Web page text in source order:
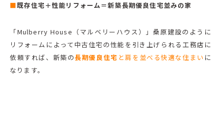
■既存住宅＋性能リフォーム＝新築長期優良住宅並みの家
「Mulberry House（マルベリーハウス）」桑原建設のように
リフォームによって中古住宅の性能を引き上げられる工務店に
依頼すれば、新築の長期優良住宅 と肩を並べる快適な住まい に
なります。